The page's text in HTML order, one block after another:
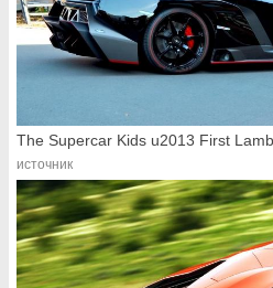
The Supercar Kids u2013 First
источник